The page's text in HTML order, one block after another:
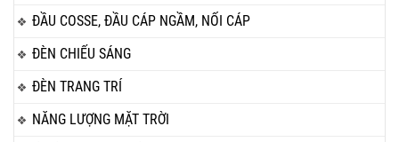
ĐẦU COSSE, ĐẦU CÁP NGẦM, NỐI CÁP
ĐÈN CHIẾU SÁNG
ĐÈN TRANG TRÍ
NĂNG LƯỢNG MẶT TRỜI